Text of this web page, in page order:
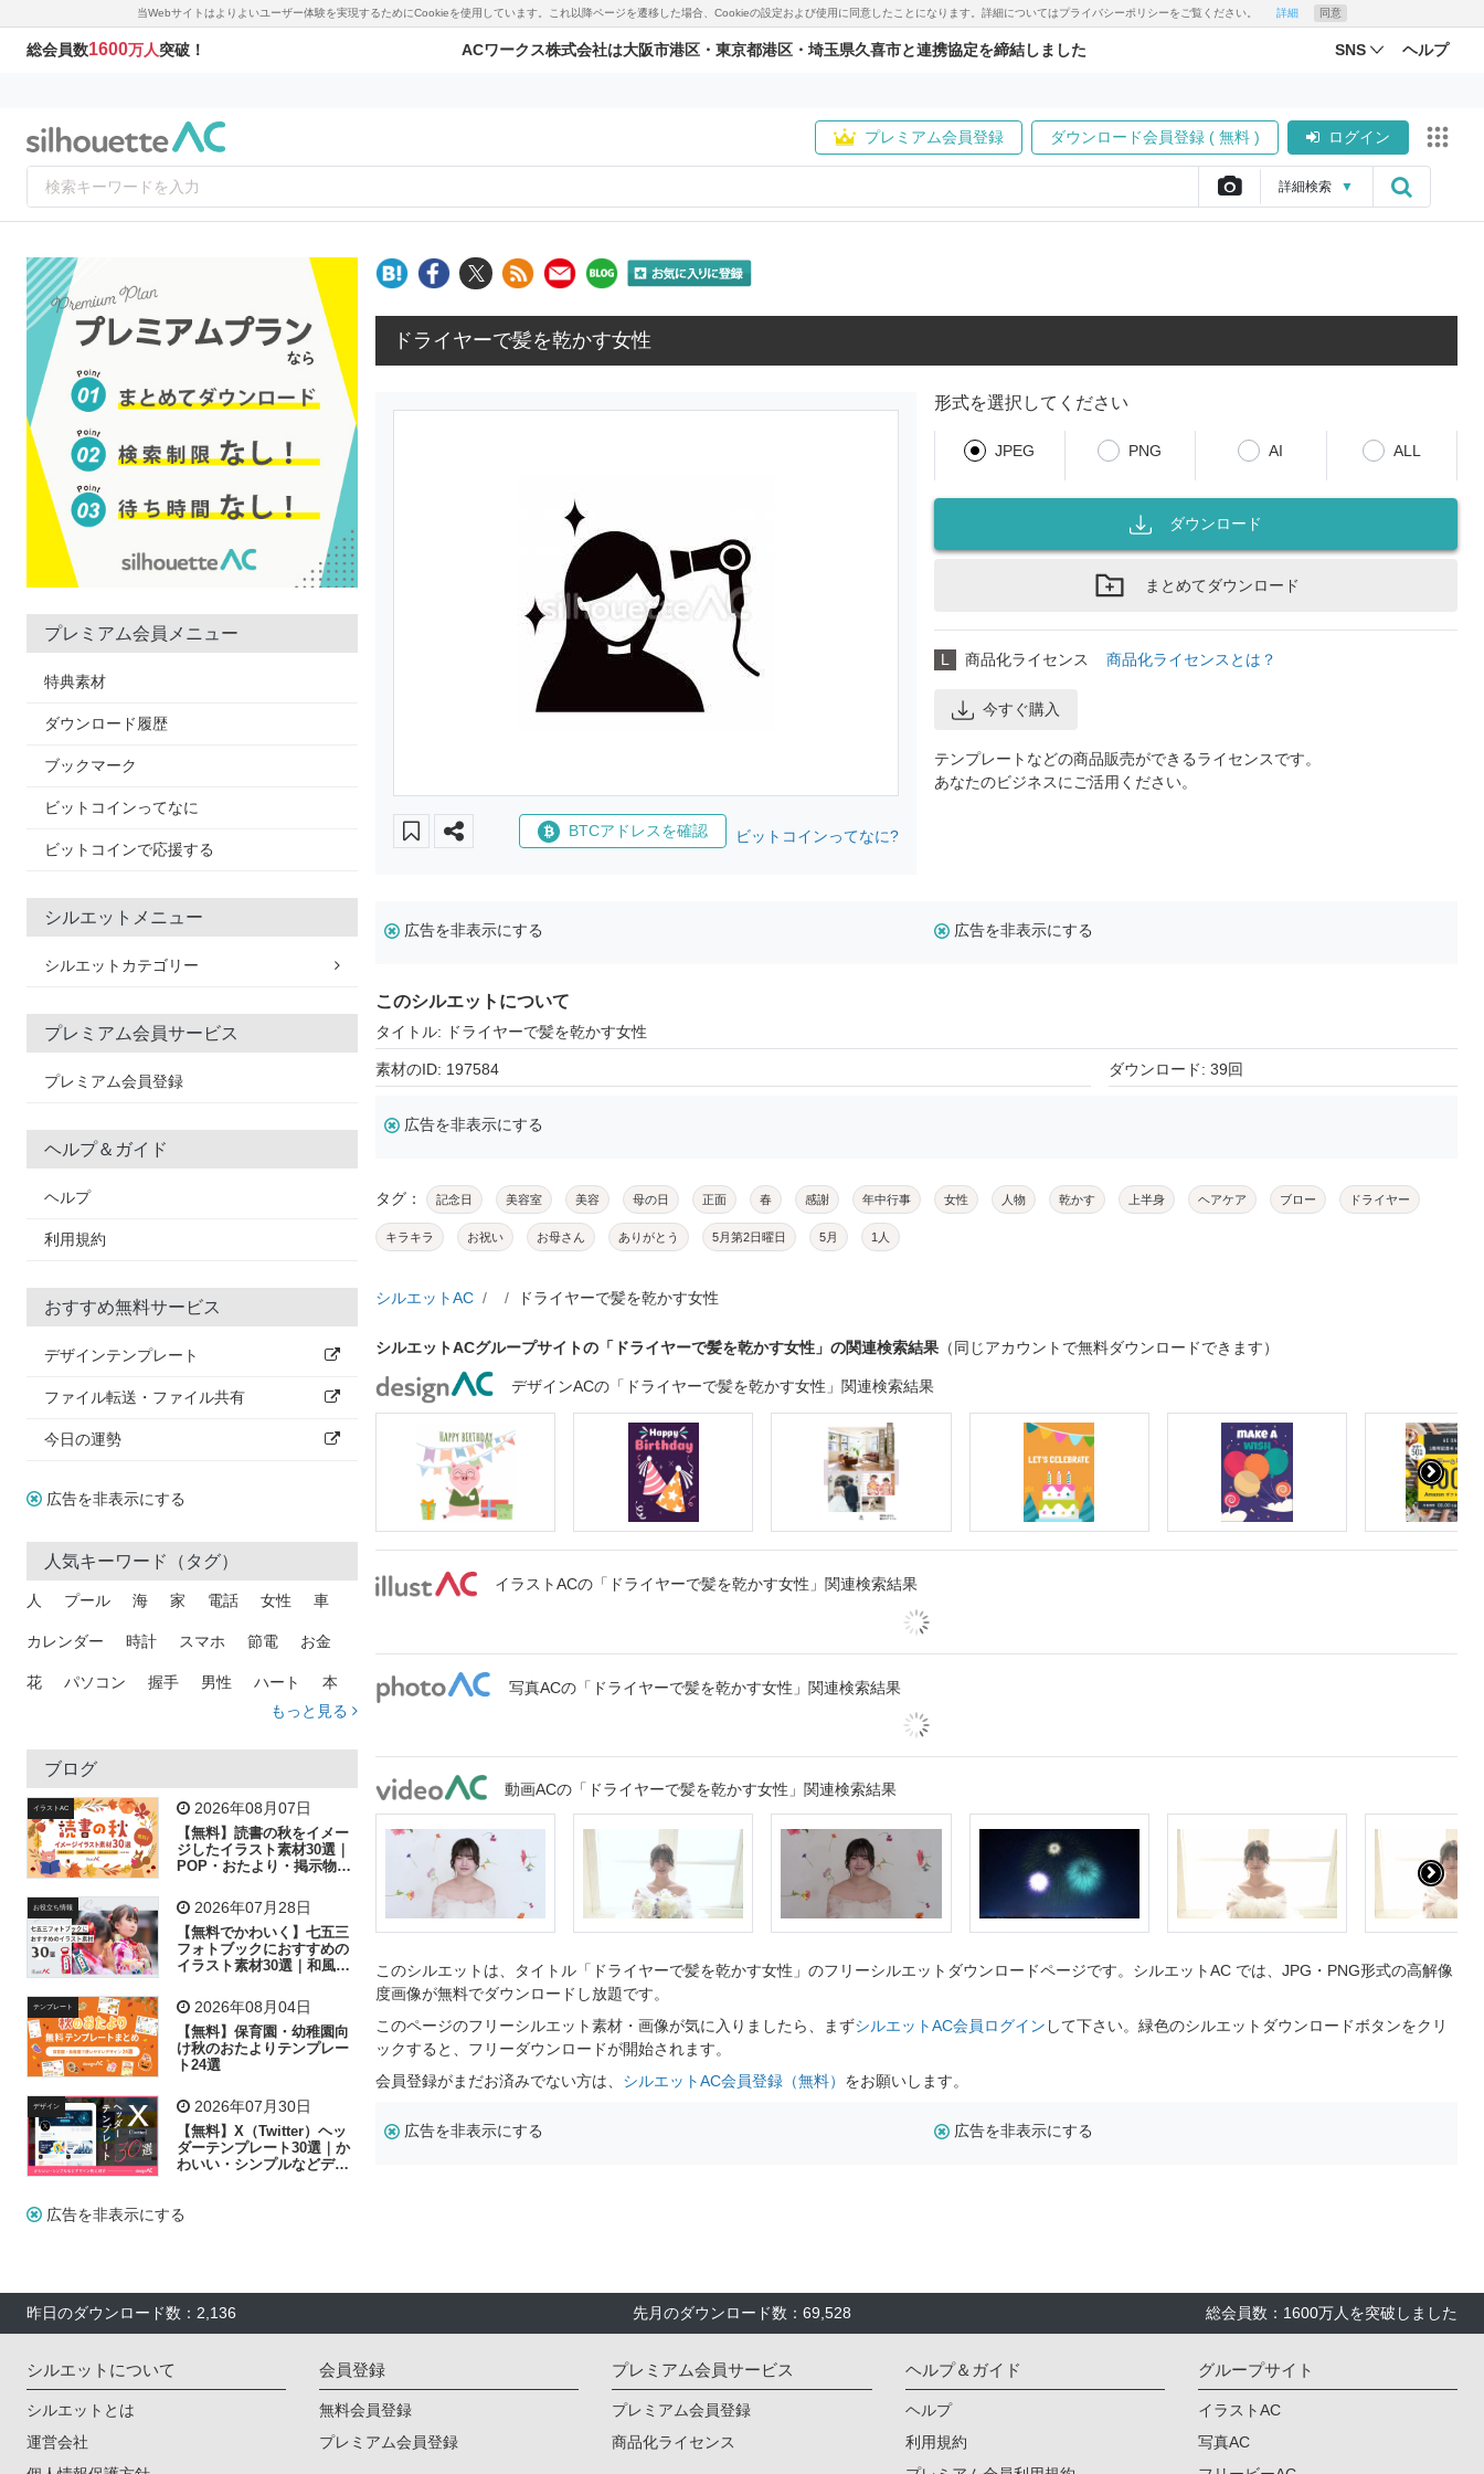
当Webサイトはよりよいユーザー体験を実現するためにCookieを使用しています。これ以降ページを遷移した場合、Cookieの設定および使用に同意したことになります。詳細についてはプライバシーポリシーをご覧ください。 詳細 同意
総会員数1600万人突破！ ACワークス株式会社は大阪市港区・東京都港区・埼玉県久喜市と連携協定を締結しました SNS ヘルプ
プレミアム会員登録 ダウンロード会員登録 ( 無料 ) ログイン
詳細検索 ▼
プレミアム会員メニュー
特典素材
ダウンロード履歴
ブックマーク
ビットコインってなに
ビットコインで応援する
シルエットメニュー
シルエットカテゴリー
プレミアム会員サービス
プレミアム会員登録
ヘルプ＆ガイド
ヘルプ
利用規約
おすすめ無料サービス
デザインテンプレート
ファイル転送・ファイル共有
今日の運勢
広告を非表示にする
人気キーワード（タグ）
人 プール 海 家 電話 女性 車
カレンダー 時計 スマホ 節電 お金
花 パソコン 握手 男性 ハート 本
トラック 木
吹き出し
飛行機 グラフ ビル 魚 家族 書類
歩く 工場 会社 太陽 キラキラ
子供 作業員 葉 相談 ピクトグラム
もっと見る
ブログ
イラストAC 2026年08月07日
【無料】読書の秋をイメー
ジしたイラスト素材30選｜
POP・おたより・掲示物に
お役立ち情報 2026年07月28日
【無料でかわいく】七五三
フォトブックにおすすめの
イラスト素材30選｜和風の
テンプレート 2026年08月04日
【無料】保育園・幼稚園向
け秋のおたよりテンプレー
ト24選
デザイン 2026年07月30日
【無料】X（Twitter）ヘッ
ダーテンプレート30選｜か
わいい・シンプルなどデザ
広告を非表示にする
ドライヤーで髪を乾かす女性
BTCアドレスを確認 ビットコインってなに?
形式を選択してください
JPEG PNG AI ALL
ダウンロード
まとめてダウンロード
L 商品化ライセンス 商品化ライセンスとは？
今すぐ購入
テンプレートなどの商品販売ができるライセンスです。
あなたのビジネスにご活用ください。
広告を非表示にする 広告を非表示にする
このシルエットについて
タイトル: ドライヤーで髪を乾かす女性
素材のID: 197584 ダウンロード: 39回
広告を非表示にする
タグ： 記念日 美容室 美容 母の日 正面 春 感謝 年中行事 女性 人物 乾かす 上半身 ヘアケア ブロー ドライヤー
キラキラ お祝い お母さん ありがとう 5月第2日曜日 5月 1人
シルエットAC ドライヤーで髪を乾かす女性
シルエットACグループサイトの「ドライヤーで髪を乾かす女性」の関連検索結果 （同じアカウントで無料ダウンロードできます）
デザインACの「ドライヤーで髪を乾かす女性」関連検索結果
イラストACの「ドライヤーで髪を乾かす女性」関連検索結果
写真ACの「ドライヤーで髪を乾かす女性」関連検索結果
動画ACの「ドライヤーで髪を乾かす女性」関連検索結果
このシルエットは、タイトル「ドライヤーで髪を乾かす女性」のフリーシルエットダウンロードページです。シルエットAC では、JPG・PNG形式の高解像
度画像が無料でダウンロードし放題です。
このページのフリーシルエット素材・画像が気に入りましたら、まずシルエットAC会員ログイン して下さい。緑色のシルエットダウンロードボタンをクリ
ックすると、フリーダウンロードが開始されます。
会員登録がまだお済みでない方は、 シルエットAC会員登録（無料） をお願いします。
広告を非表示にする 広告を非表示にする
昨日のダウンロード数：2,136 先月のダウンロード数：69,528 総会員数：1600万人を突破しました
シルエットについて
シルエットとは
運営会社
会員登録
無料会員登録
プレミアム会員登録
プレミアム会員サービス
プレミアム会員登録
商品化ライセンス
ヘルプ＆ガイド
ヘルプ
利用規約
グループサイト
イラストAC
写真AC